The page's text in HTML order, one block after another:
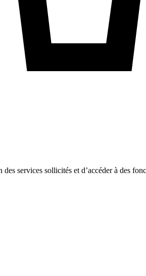
services sollicités et d’accéder à des